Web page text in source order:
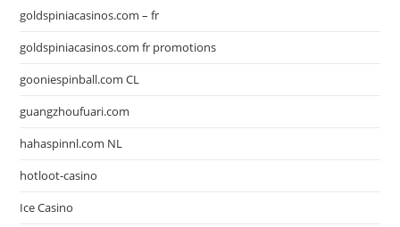
goldspiniacasinos.com – fr
goldspiniacasinos.com fr promotions
gooniespinball.com CL
guangzhoufuari.com
hahaspinnl.com NL
hotloot-casino
Ice Casino